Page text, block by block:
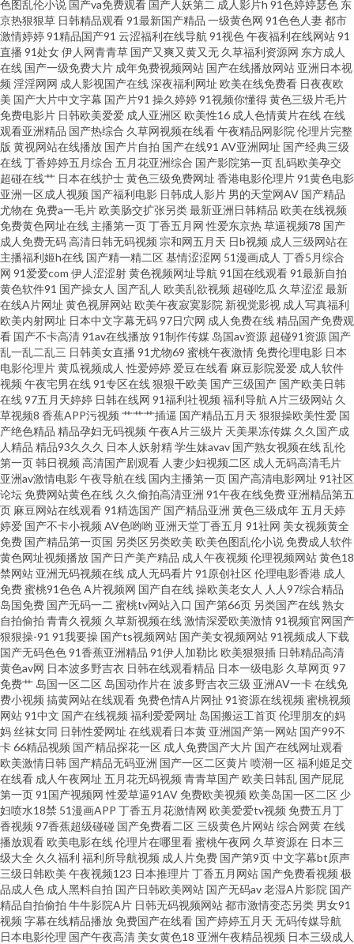
全 国产福利在线观看 老司机午夜精品 日韩三级片免费看 在线观看91站 97资
源总站 东京热床豆 九九热这里只 欧美日韩啪啪 三级香蕉视频 丰满人妻中出
网址 美女超碰 日韩精品国产欧美 亚洲av含羞草 91精品视频一区 www99艹 黄
色成人论坛 美女青娱乐91 日韩A级视屏 69大伊人 草莓视屏av 国产精品三级
片 欧美成人日韩中文 五月丁香基地av 91se白浆 波多野衣五级片 精品国产九
九九 欧美波霸OL 五月天色图 91炮图在线播放 超碰激情人妻在线 韩国操逼网
美女探花综合 日韩三级片123 影音先锋鲁鲁 97超碰伊人 大香蕉福利社 黑丝
网址 欧美午夜www 午夜超碰 99福利 精东影业蜜桃91 欧美久久综合伊人 午夜
福利wwww 国产18页 97色se 国产日韩欧美初夜 蜜芽自拍网 亚洲另类色情 97
婷婷成人 国内艹艹 黄色成人论坛 91色交 东京热无码中文网 激情五月天色色
欧美成人日韩中文 日韩视频区 91视频免费网站 抖阴蜜桃免费 福利影院2P 无
码官网三级哦 91黄在线看 导航色AVVV 久艹视屏 久久草草爱 精品在线日本有
码 午夜福利成人AV 成人免费频道 欧美性爱bb 婷婷自拍网 97超碰免费人妻 丰
满熟妇乱子另类 美女主播自慰 日韩一区 最新91网址 超碰自拍99 97色色中文
字幕 精品豆花 日韩欧美黄黄色 91c在线观看 草比视频官网 黄色网网址 欧洲
传媒AV网 午夜精品久久99 99操我 国产精品官网 日韩精品色色 AV狼人 国内
久精品 日韩在线一二 中文字幕六区 变态另类导航 韩国精品一二三 欧亚性爱
香蕉视频 91诱惑 精品国产区久久 少妇后入中出 91资源网址 福利视频久 狼友
视频久久 日韩有码网站 91高清视频在线 草草浮力院 精东A片 人妻精品二区
在线 91n免费在线 国产五六区在线 欧美激情一区 午夜激情A片 91熟女丝袜资
源 东京热AV网站 伦理资源站av 深夜视频网站 91夫妻论坛视频 国产视频官网
91 日韩视频XXXX 91好图推荐 成人视频伊人 久草亲人网 人人超超碰 亚洲一
卡久173 超碰97A片 精品东方美女AV 少妇精彩一区二区 97亚洲涩 国产探花
传媒 日韩三级在线网址 91豆花吃瓜视频 成人天堂网 久草老司机 日韩成人在
色图乱伦小说 国产va免费观看 国产人妖第二 成人影片h 91色婷婷瑟色 东
京热狠狠草 日韩精品观看91最新国产精品 一级黄色网 91色色人妻都市
激情婷婷91精品国产91 云涩福利在线导航 91视色午夜福利在线网站91
直播 91处女伊人网青青草 国产又爽又黄又无 久草福利资源网 东方成人
在线 国产一级免费大片 成年免费视频网站 国产在线播放网站 亚洲日本视
频 淫淫网网 成人影视国产在线深夜福利网址 欧美在线免费看 日夜夜欧
美 国产大片中文字幕 国产片91 操久婷婷91视频你懂得黄色三级片毛片
免费电影片 日韩欧美爱爱 成人亚洲区欧美性16 成人色情黄片在线在线
观看亚洲精品 国产热综合 久草网视频在线看午夜精品网影院 伦理片完整
版 黄视网站在线播放 国产片自拍 国产在线91 AV亚洲网址 国产经典三级
在线丁香婷婷五月综合 五月花亚洲综合 国产影院第一页乱码欧美孕交
超碰在线艹 日本在线护士黄色三级免费网址 香港电影伦理片91黄色电影
亚洲一区成人视频 国产福利电影 日韩成人影片 男的天堂网AV 国产精品
尤物在免费a一毛片欧美肠交扩张另类最新亚洲日韩精品 欧美在线视频
免费黄色网址在线 主播第一页丁香五月网 性爱东京热草逼视频78 国产
成人免费无码高清日韩无码视频 宗和网五月天 日b视频 成人三级网站在
主播福利姬h在线 国产精一精二区基情涩涩网 51漫画成人 丁香5月综合
网 91爱爱com 伊人涩涩射黄色视频网址导航 91国在线观看91最新自拍
黄色软件91 国产操女人 国产乱人 欧美乱欲视频 超碰吃瓜 久草涩涩 最新
在线A片网址 黄色视屏网站欧美午夜寂寞影院 新视觉影视 成人写真福利
欧美内射网址 日本中文字幕无码97日穴网 成人免费在线精品国产免费观
看 国产不卡高清91av在线播放91制作传媒 岛国av资源 超碰91资源 国产
乱一乱二乱三 日韩美女直播 91尤物69 蜜桃午夜激情免费伦理电影 日本
电影伦理片黄瓜视频成人 性爱婷婷 爱豆在线看 麻豆影院爱爱 成人软件
视频 午夜宅男在线91专区在线狠狠干欧美 国产三级国产 国产欧美日韩
在线97五月天婷婷 日韩在线网 91福利社视频 福利导航 A片三级网站 久
草视频8 香蕉APP污视频 艹艹艹插逼 国产精品五月天 狠狠操欧美性爱 国
产绝色精品 精品孕妇无码视频 午夜A片三级片 天美果冻传媒 久久国产成
人精品 精品93久久久 日本人妖射精学生妹avav 国产熟女视频在线乱伦
第一页韩日视频 高清国产剧观看 人妻少妇视频二区 成人无码高清毛片
亚洲av激情电影午夜导航在线 国内主播第一页 国产高清电影网址 91社区
论坛免费网站黄色在线 久久偷拍高清亚洲 91午夜在线免费 亚洲精品第五
页 麻豆网站在线观看91精选国产 国产精品亚洲 黄色三级成年 五月天婷
婷爱 国产不卡小视频 AV色哟哟 亚洲天堂丁香五月 91社网 美女视频黄全
免费 国产精品第一页国 另类区另类欧美 欧美色图乱伦小说免费成人软件
黄色网址视频播放 国产日产美产精品 成人午夜视频 伦理视频网站黄色18
禁网站 亚洲无码视频在线 成人无码看片91原创社区伦理电影香港 成人
免费蜜桃91色色A片视频网 国产自在线操欧美老女人 人人97综合精品
岛国免费 国产无码一二 蜜桃tv网站入口 国产第66页 另类国产在线熟女
自拍偷拍 青青久视频 久草新视频在线激情深爱欧美激情91视频官网国产
狠狠操-91 91我要操 国产ts视频网站 国产美女视频网站91视频成人下载
国产无码色色91香蕉亚洲精品 91伊人加勒比 欧美狠狠插 日韩精品高清
黄色av网 日本波多野吉衣 日韩在线观看精品 日本一级电影 久草网页97
免费艹 岛国一区二区 岛国动作片在波多野吉衣三级 亚洲AV一卡在线免
费小视频 搞黄网站在线观看免费色情A片网扯 91资源在线视频 蜜桃视频
网站91中文 国产在线视频 福利爱爱网址 岛国搬运工首页伦理朋友的妈
妈 丝袜女同 日韩性爱网址 在线观看日本黄 亚洲国产第一网站 国产99不
卡66精品视频 国产精品探花一区 成人免费国产大片 国产在线网址观看
欧美激情日韩 国产精品无码亚洲 国产一区二区黄片喷潮一区福利姬足交
在线看 成人午夜网址 五月花无码视频 青青草国产欧美日韩乱 国产屁屁
第一页91国产视频网 性爱草逼91AV免费欧美视频 欧美岛国一区二区 少
妇喷水18禁 51漫画APP 丁香五月花激情网 欧美爱爱tv视频 免费五月丁
香视频 97香蕉超级碰碰 国产免费看二区 三级黄色片网站综合网黄在线
播放观看欧美电影在线伦理片在哪里看蜜桃午夜网 久草资源在 日本三
级大全 久久福利 福利所导航视频 成人片免费 国产第9页中文字幕bt原声
三级日韩欧美 午夜视频123 日本推理片丁香五月网站 国产免费看视频 极
品成人色 成人黑料自拍 国产日韩欧美网站 国产无码av老湿A片影院 国产
精品自拍偷拍 牛牛影院A片 日韩无码视频网站都市激情变态另类 男女91
视频 字幕在线精品播放免费国产在线看 国产婷婷五月天 无码传媒导航
日本电影伦理 国产午夜高清 美女黄色18 亚洲午夜精品视频 日本三级成人